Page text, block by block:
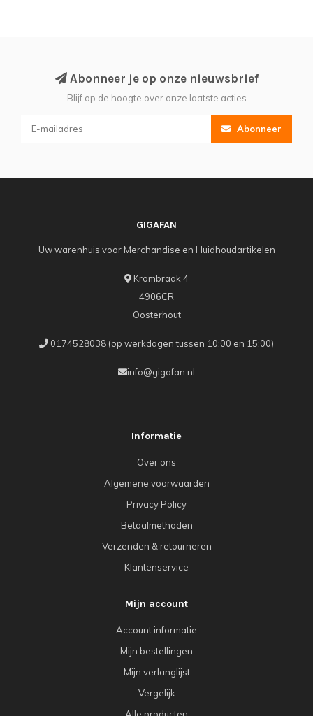
Abonneer je op onze nieuwsbrief
Blijf op de hoogte over onze laatste acties
Abonneer
GIGAFAN
Uw warenhuis voor Merchandise en Huidhoudartikelen
Krombraak 4
4906CR
Oosterhout
0174528038 (op werkdagen tussen 10:00 en 15:00)
info@gigafan.nl
Informatie
Over ons
Algemene voorwaarden
Privacy Policy
Betaalmethoden
Verzenden & retourneren
Klantenservice
Mijn account
Account informatie
Mijn bestellingen
Mijn verlanglijst
Vergelijk